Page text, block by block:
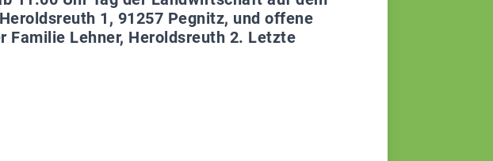
1, 91257 Pegnitz, und offene
Lehner, Heroldsreuth 2. Letzte